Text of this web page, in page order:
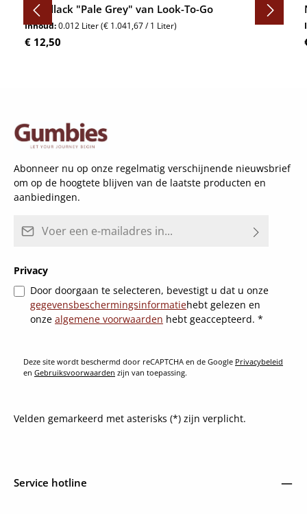
Nagellack "Pale Grey" van Look-To-Go
Inhoud:0.012 Liter(€ 1.041,67 / 1 Liter)
Normale prijs:
€ 12,50
Abonneer nu op onze regelmatig verschijnende nieuwsbrief
om op de hoogtete blijven van de laatste producten en
aanbiedingen.
Privacy
Door doorgaan te selecteren, bevestigt u dat u onze
gegevensbeschermingsinformatiehebt gelezen en
onze algemene voorwaarden hebt geaccepteerd. *
Deze site wordt beschermd door reCAPTCHA en de Google Privacybeleid
en Gebruiksvoorwaarden zijn van toepassing.
Velden gemarkeerd met asterisks (*) zijn verplicht.
Service hotline